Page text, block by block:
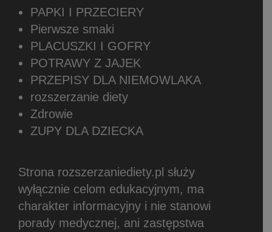
PAPKI I PRZECIERY
Pierwsze smaki
PLACUSZKI I GOFRY
POTRAWY Z JAJEK
PRZEPISY DLA NIEMOWLAKA
rozszerzanie diety
Zdrowie
ZUPY DLA DZIECKA
Strona rozszerzaniediety.pl służy
wyłącznie celom edukacyjnym, ma
charakter informacyjny i nie stanowi
porady medycznej, ani zastępstwa